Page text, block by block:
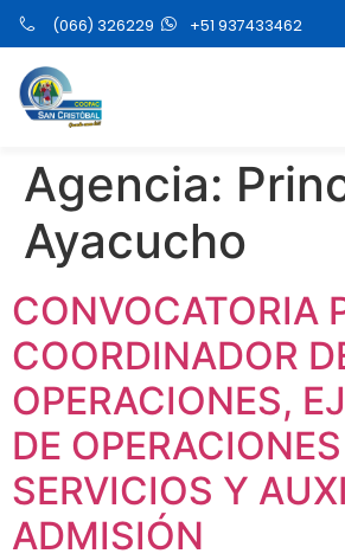
(066) 326229 +51 937433462
Agencia:
Ayacucho
CONVOCATORIA
COORDINADOR
OPERACIONES,
DE
SERVICIOS Y
ADMISIÓN